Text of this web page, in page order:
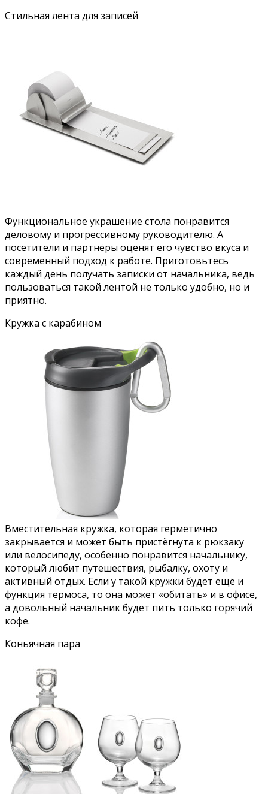
Стильная лента для записей
Функциональное украшение стола понравится
деловому и прогрессивному руководителю. А
посетители и партнёры оценят его чувство вкуса и
современный подход к работе. Приготовьтесь
каждый день получать записки от начальника, ведь
пользоваться такой лентой не только удобно, но и
приятно.
Кружка с карабином
Вместительная кружка, которая герметично
закрывается и может быть пристёгнута к рюкзаку
или велосипеду, особенно понравится начальнику,
который любит путешествия, рыбалку, охоту и
активный отдых. Если у такой кружки будет ещё и
функция термоса, то она может «обитать» и в офисе,
а довольный начальник будет пить только горячий
кофе.
Коньячная пара